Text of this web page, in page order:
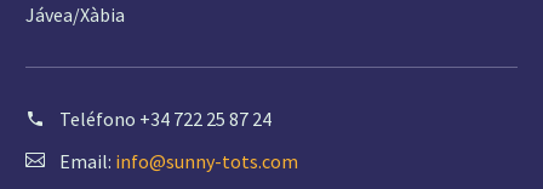
Jávea/Xàbia
Teléfono +34 722 25 87 24
Email: info@sunny-tots.com